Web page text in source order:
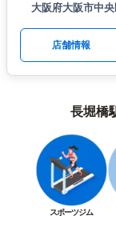
大阪府大阪市中
店舗情報
長堀橋
スポーツジム